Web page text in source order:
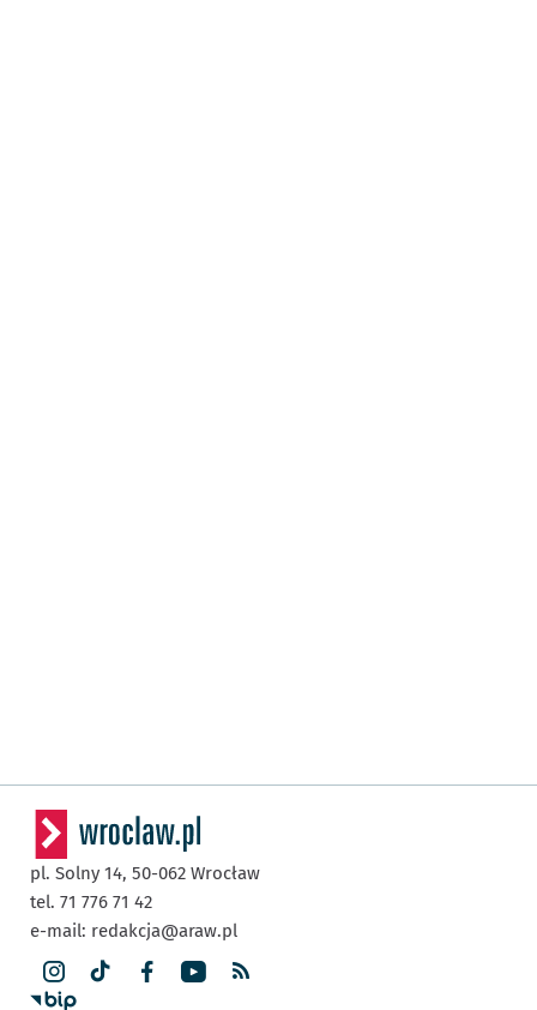
pl. Solny 14, 50-062 Wrocław
tel. 71 776 71 42
e-mail: redakcja@araw.pl